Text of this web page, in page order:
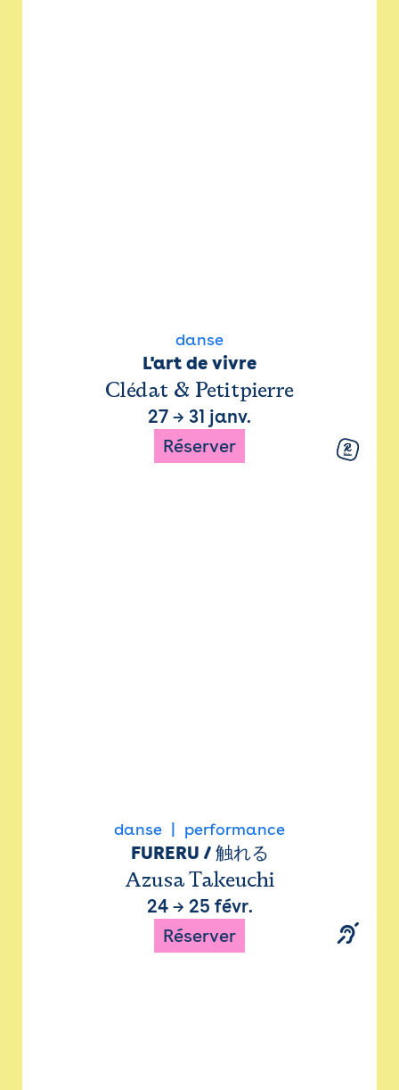
danse
L'art de vivre
Clédat & Petitpierre
27 → 31 janv.
Réserver
danse performance
FURERU / 触れる
Azusa Takeuchi
24→ 25 févr.
Réserver